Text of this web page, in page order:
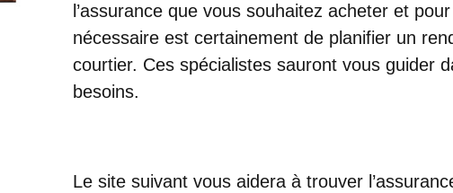
l’assurance que vous souhaitez acheter et
nécessaire est certainement de planifier un
courtier. Ces spécialistes sauront vous guider
besoins.
Le site suivant vous aidera à trouver